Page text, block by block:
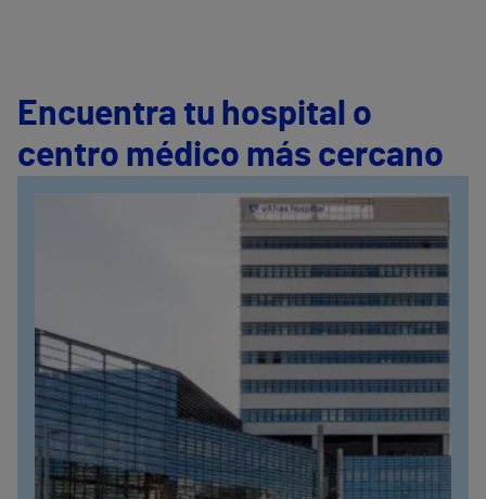
Encuentra tu hospital o
centro médico más cercano